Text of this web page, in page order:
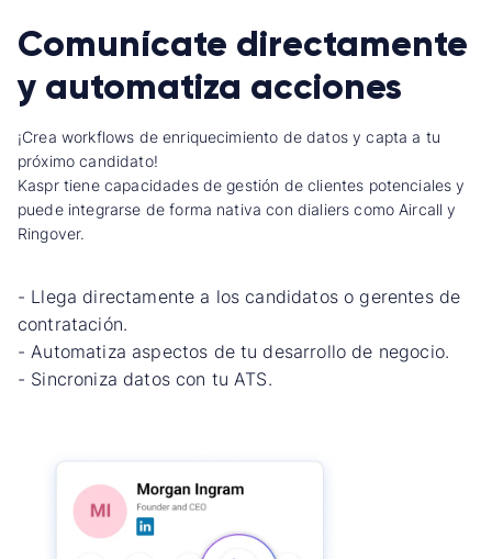
Comunícate directamente
y automatiza acciones
¡Crea workflows de enriquecimiento de datos y capta a tu
próximo candidato!
Kaspr tiene capacidades de gestión de clientes potenciales y
puede integrarse de forma nativa con dialiers como Aircall y
Ringover.
- Llega directamente a los candidatos o gerentes de
contratación.
- Automatiza aspectos de tu desarrollo de negocio.
- Sincroniza datos con tu ATS.